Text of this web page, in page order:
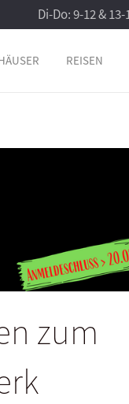
Di-Do: 9-12 &
REISEN
zum